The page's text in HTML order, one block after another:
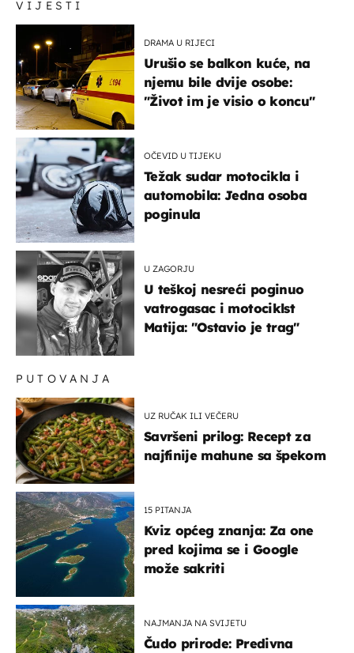
VIJESTI
DRAMA U RIJECI
Urušio se balkon kuće, na
njemu bile dvije osobe:
"Život im je visio o koncu"
OČEVID U TIJEKU
Težak sudar motocikla i
automobila: Jedna osoba
poginula
U ZAGORJU
U teškoj nesreći poginuo
vatrogasac i motociklst
Matija: "Ostavio je trag"
PUTOVANJA
UZ RUČAK ILI VEČERU
Savršeni prilog: Recept za
najfinije mahune sa špekom
15 PITANJA
Kviz općeg znanja: Za one
pred kojima se i Google
može sakriti
NAJMANJA NA SVIJETU
Čudo prirode: Predivna